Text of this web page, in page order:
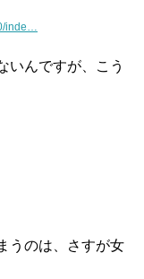
inde…
いんですが、こう
うのは、さすが女